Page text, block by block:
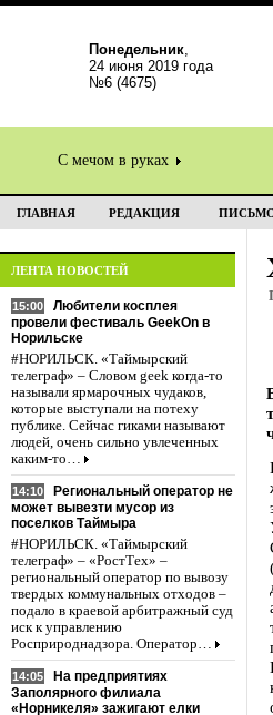
Понедельник,
24 июня 2019 года
№6 (4675)
С мечом в руках
ГЛАВНАЯ РЕДАКЦИЯ
ЛЕНТА НОВОСТЕЙ
15:00
Любители косплея
провели фестиваль GeekOn в
Норильске
#НОРИЛЬСК. «Таймырский
телеграф» – Словом geek когда-то
называли ярмарочных чудаков,
которые выступали на потеху
публике. Сейчас гиками называют
людей, очень сильно увлеченных
каким-то…
14:10
Региональный оператор не
может вывезти мусор из
поселков Таймыра
#НОРИЛЬСК. «Таймырский
телеграф» – «РостТех» –
региональный оператор по вывозу
твердых коммунальных отходов –
подало в краевой арбитражный суд
иск к управлению
Росприроднадзора. Оператор…
14:05
На предприятиях
Заполярного филиала
«Норникеля» зажигают елки